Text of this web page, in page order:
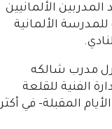
الألمانيين
الألمانية
مدرب شالكه
الفنية للقلعة
المقبلة- في أكثر